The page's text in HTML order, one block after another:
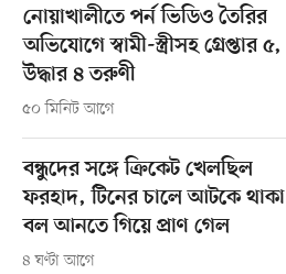
নোয়াখালীতে পর্ন ভিডিও তৈরির
অভিযোগে স্বামী-স্ত্রীসহ গ্রেপ্তার ৫,
উদ্ধার ৪ তরুণী
৫০ মিনিট আগে
বন্ধুদের সঙ্গে ক্রিকেট খেলছিল
ফরহাদ, টিনের চালে আটকে থাকা
বল আনতে গিয়ে প্রাণ গেল
৪ ঘণ্টা আগে